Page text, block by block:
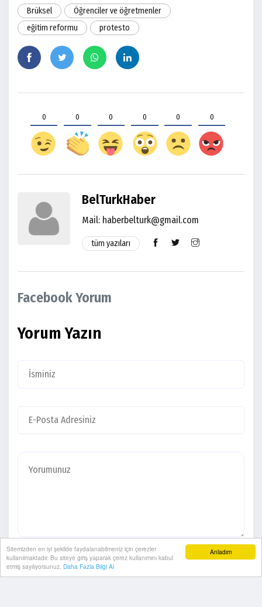
Anladım
Sitemizden en iyi şekilde faydalanabilmeniz için çerezler
kullanılmaktadır. Bu siteye giriş yaparak çerez kullanımını kabul
etmiş sayılıyorsunuz. Daha Fazla Bilgi Al
Brüksel
Öğrenciler ve öğretmenler
eğitim reformu
protesto
0 0 0 0 0 0
BelTurkHaber
Mail: haberbelturk@gmail.com
tüm yazıları
Facebook Yorum
Yorum Yazın
YORUMU GÖNDER